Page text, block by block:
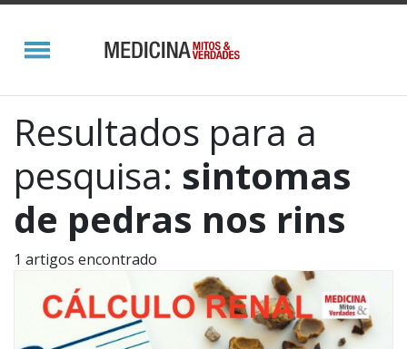
Resultados para a
pesquisa: sintomas
de pedras nos rins
1 artigos encontrado